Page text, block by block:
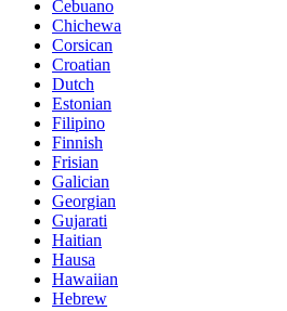
Cebuano
Chichewa
Corsican
Croatian
Dutch
Estonian
Filipino
Finnish
Frisian
Galician
Georgian
Gujarati
Haitian
Hausa
Hawaiian
Hebrew